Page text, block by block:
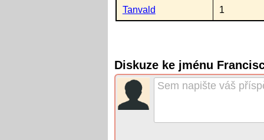
Tanvald 1
Diskuze ke jménu